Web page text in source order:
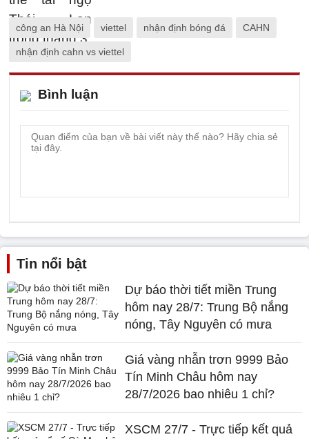
công an Hà Nội viettel nhận định bóng đá CAHN
nhận định cahn vs viettel
Bình luận
Tin nổi bật
Dự báo thời tiết miền Trung
hôm nay 28/7: Trung Bộ nắng
nóng, Tây Nguyên có mưa
Giá vàng nhẫn trơn 9999 Bảo
Tín Minh Châu hôm nay
28/7/2026 bao nhiêu 1 chỉ?
XSCM 27/7 - Trực tiếp kết quả